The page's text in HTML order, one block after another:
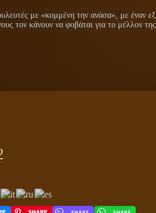
με «κομμένη την ανάσα», με έναν εξ
τον κάνουν να φοβάται για το μέλλον της